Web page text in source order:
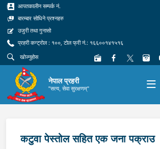
आपतकालीन सम्पर्क नं.
बारम्बार सोधिने प्रश्नहरु
उजुरी तथा गुनासो
प्रहरी कन्ट्रोल : १००, टोल फ्री नं.: १६६००१४१५१६
नेपाल प्रहरी
"सत्य, सेवा सुरक्षणम्"
कटुवा पेस्तोल सहित एक जना पक्राउ